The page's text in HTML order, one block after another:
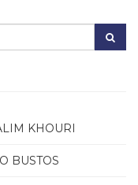
KHOURI
BUSTOS